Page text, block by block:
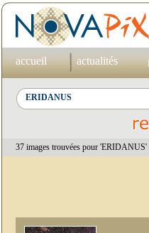
accueil actualités
37 images trouvées pour 'ERIDANUS'